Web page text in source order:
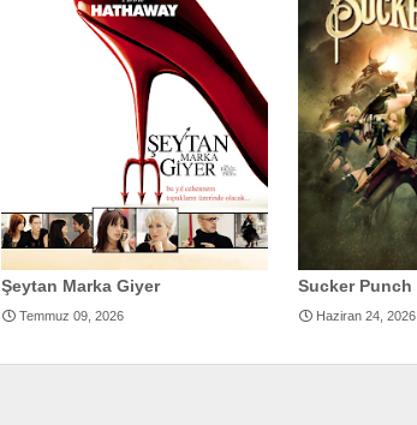
Şeytan Marka Giyer
Temmuz 09, 2026
Sucker Punch
Haziran 24, 2026